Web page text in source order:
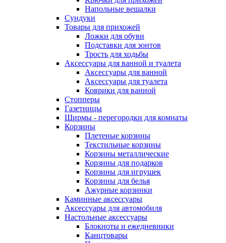
Напольные вешалки
Сундуки
Товары для прихожей
Ложки для обуви
Подставки для зонтов
Трость для ходьбы
Аксессуары для ванной и туалета
Аксессуары для ванной
Аксессуары для туалета
Коврики для ванной
Стопперы
Газетницы
Ширмы - перегородки для комнаты
Корзины
Плетеные корзины
Текстильные корзины
Корзины металлические
Корзины для подарков
Корзины для игрушек
Корзины для белья
Ажурные корзинки
Каминные аксессуары
Аксессуары для автомобиля
Настольные аксессуары
Блокноты и ежедневники
Канцтовары